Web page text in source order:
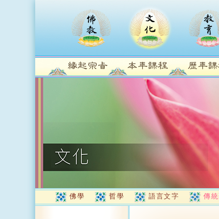
佛學 哲學 語言文字 傳